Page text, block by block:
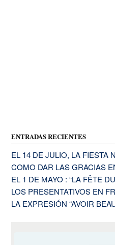
ENTRADAS RECIENTES
EL 14 DE JULIO, LA FIESTA
COMO DAR LAS GRACIAS
EL 1 DE MAYO : “LA FÊTE
LOS PRESENTATIVOS EN
LA EXPRESIÓN “AVOIR